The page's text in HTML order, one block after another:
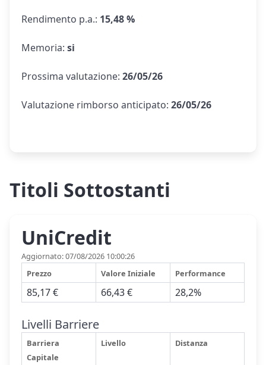
Rendimento p.a.: 15,48 %
Memoria: si
Prossima valutazione: 26/05/26
Valutazione rimborso anticipato: 26/05/26
Titoli Sottostanti
UniCredit
Aggiornato: 07/08/2026 10:00:26
Prezzo
Valore Iniziale Performance
85,17 € 66,43 € 28,2%
Livelli Barriere
Barriera
Capitale
Livello Distanza